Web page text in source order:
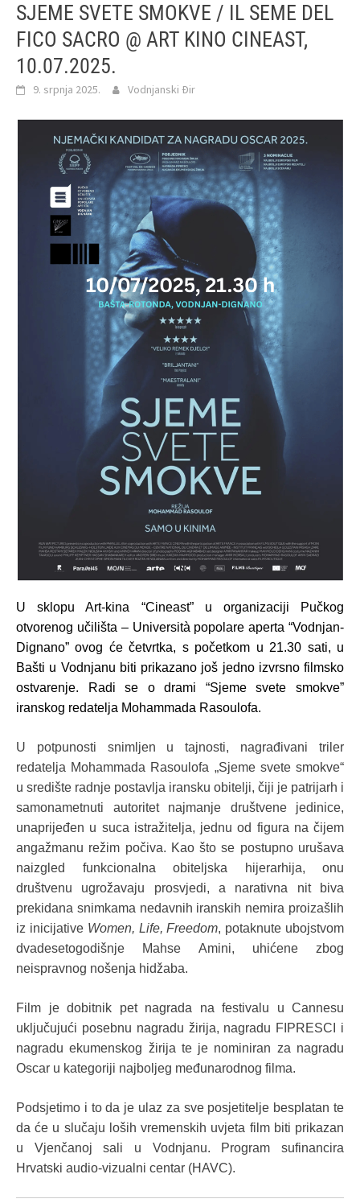
SJEME SVETE SMOKVE / IL SEME DEL
FICO SACRO @ ART KINO CINEAST,
10.07.2025.
9. srpnja 2025. Vodnjanski Đir
U sklopu Art-kina “Cineast” u organizaciji Pučkog
otvorenog učilišta – Università popolare aperta “Vodnjan-
Dignano” ovog će četvrtka, s početkom u 21.30 sati, u
Bašti u Vodnjanu biti prikazano još jedno izvrsno filmsko
ostvarenje. Radi se o drami “Sjeme svete smokve”
iranskog redatelja Mohammada Rasoulofa.
U potpunosti snimljen u tajnosti, nagrađivani triler
redatelja Mohammada Rasoulofa „Sjeme svete smokve“
u središte radnje postavlja iransku obitelji, čiji je patrijarh i
samonametnuti autoritet najmanje društvene jedinice,
unaprijeđen u suca istražitelja, jednu od figura na čijem
angažmanu režim počiva. Kao što se postupno urušava
naizgled funkcionalna obiteljska hijerarhija, onu
društvenu ugrožavaju prosvjedi, a narativna nit biva
prekidana snimkama nedavnih iranskih nemira proizašlih
iz inicijative Women, Life, Freedom, potaknute ubojstvom
dvadesetogodišnje Mahse Amini, uhićene zbog
neispravnog nošenja hidžaba.
Film je dobitnik pet nagrada na festivalu u Cannesu
uključujući posebnu nagradu žirija, nagradu FIPRESCI i
nagradu ekumenskog žirija te je nominiran za nagradu
Oscar u kategoriji najboljeg međunarodnog filma.
Podsjetimo i to da je ulaz za sve posjetitelje besplatan te
da će u slučaju loših vremenskih uvjeta film biti prikazan
u Vjenčanoj sali u Vodnjanu. Program sufinancira
Hrvatski audio-vizualni centar (HAVC).